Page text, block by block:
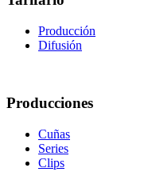
Producción
Difusión
Producciones
Cuñas
Series
Clips